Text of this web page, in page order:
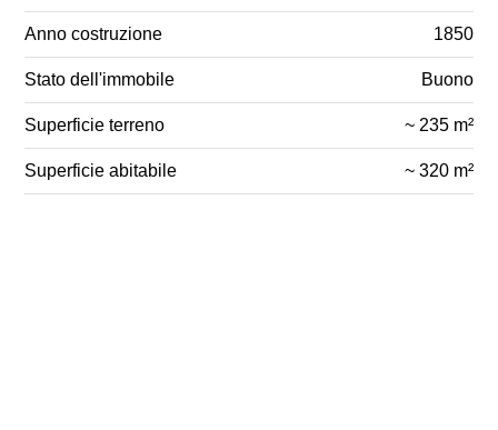
Anno costruzione 1850
Stato dell'immobile Buono
Superficie terreno ~ 235 m²
Superficie abitabile ~ 320 m²